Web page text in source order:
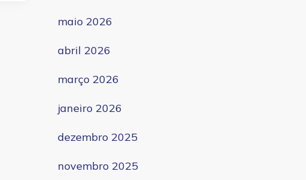
maio 2026
abril 2026
março 2026
janeiro 2026
dezembro 2025
novembro 2025